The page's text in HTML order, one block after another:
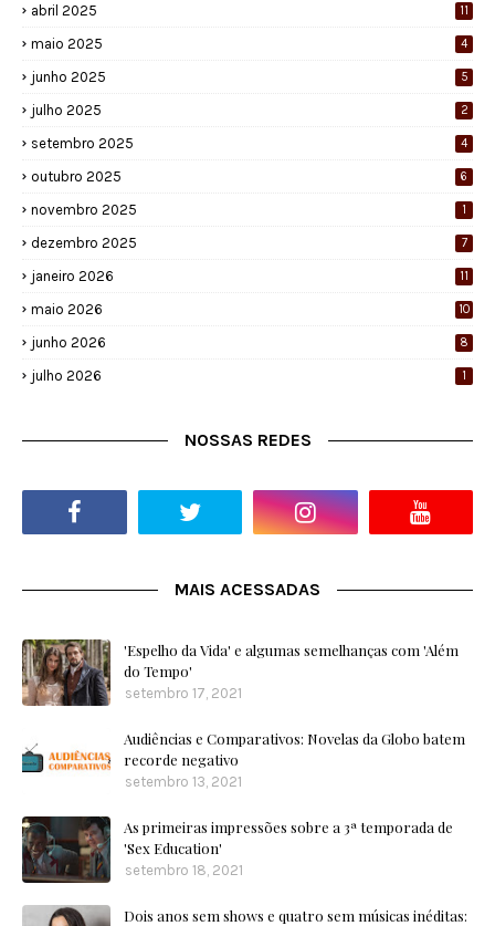
abril 2025 11
maio 2025 4
junho 2025 5
julho 2025 2
setembro 2025 4
outubro 2025 6
novembro 2025 1
dezembro 2025 7
janeiro 2026 11
maio 2026 10
junho 2026 8
julho 2026 1
NOSSAS REDES
MAIS ACESSADAS
'Espelho da Vida' e algumas semelhanças com 'Além
do Tempo'
setembro 17, 2021
Audiências e Comparativos: Novelas da Globo batem
recorde negativo
setembro 13, 2021
As primeiras impressões sobre a 3ª temporada de
'Sex Education'
setembro 18, 2021
Dois anos sem shows e quatro sem músicas inéditas: